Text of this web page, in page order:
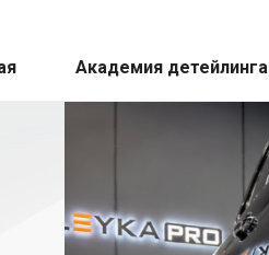
Академия детейлинга